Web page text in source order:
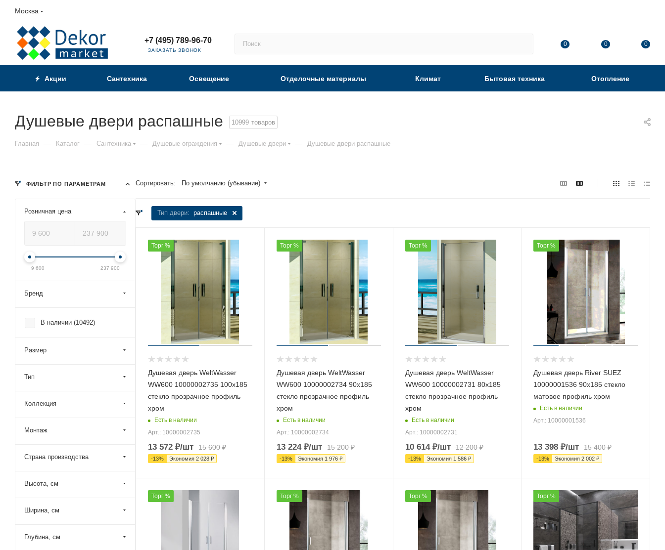
Москва
+7 (495) 789-96-70
ЗАКАЗАТЬ ЗВОНОК
0 0 0
Акции Сантехника Освещение Отделочные материалы Климат Бытовая техника Отопление
Душевые двери распашные 10999 товаров
Главная — Каталог — Сантехника — Душевые ограждения — Душевые двери — Душевые двери распашные
Сортировать: По умолчанию (убывание)
Тип двери: распашные
Торг %
Душевая дверь WeltWasser
WW600 10000002735 100х185
стекло прозрачное профиль
хром
Есть в наличии
Арт.: 10000002735
13 572 ₽/шт 15 600₽
-13% Экономия 2 028 ₽
Торг %
Душевая дверь WeltWasser
WW600 10000002734 90х185
стекло прозрачное профиль
хром
Есть в наличии
Арт.: 10000002734
13 224₽/шт 15 200₽
-13% Экономия 1 976₽
Торг %
Душевая дверь WeltWasser
WW600 10000002731 80х185
стекло прозрачное профиль
хром
Есть в наличии
Арт.: 10000002731
10 614₽/шт 12 200₽
-13% Экономия 1 586₽
Торг %
Душевая дверь River SUEZ
10000001536 90х185 стекло
матовое профиль хром
Есть в наличии
Арт.: 10000001536
13 398 ₽/шт 15 400₽
-13% Экономия2 002 ₽
Торг % Торг % Торг % Торг %
ФИЛЬТР ПО ПАРАМЕТРАМ
Розничная цена
9 600 237 900
Бренд
В наличии (10492)
Размер
Тип
Коллекция
Монтаж
Страна производства
Высота, см
Ширина, см
Глубина, см